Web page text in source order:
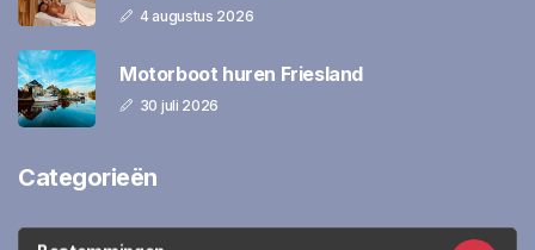
4 augustus 2026
Motorboot huren Friesland
30 juli 2026
Categorieën